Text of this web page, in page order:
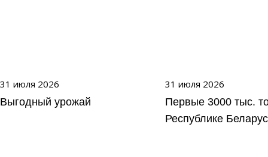
31 июля 2026
Выгодный урожай
31 июля 2026
Первые 3000 тыс.
Республике